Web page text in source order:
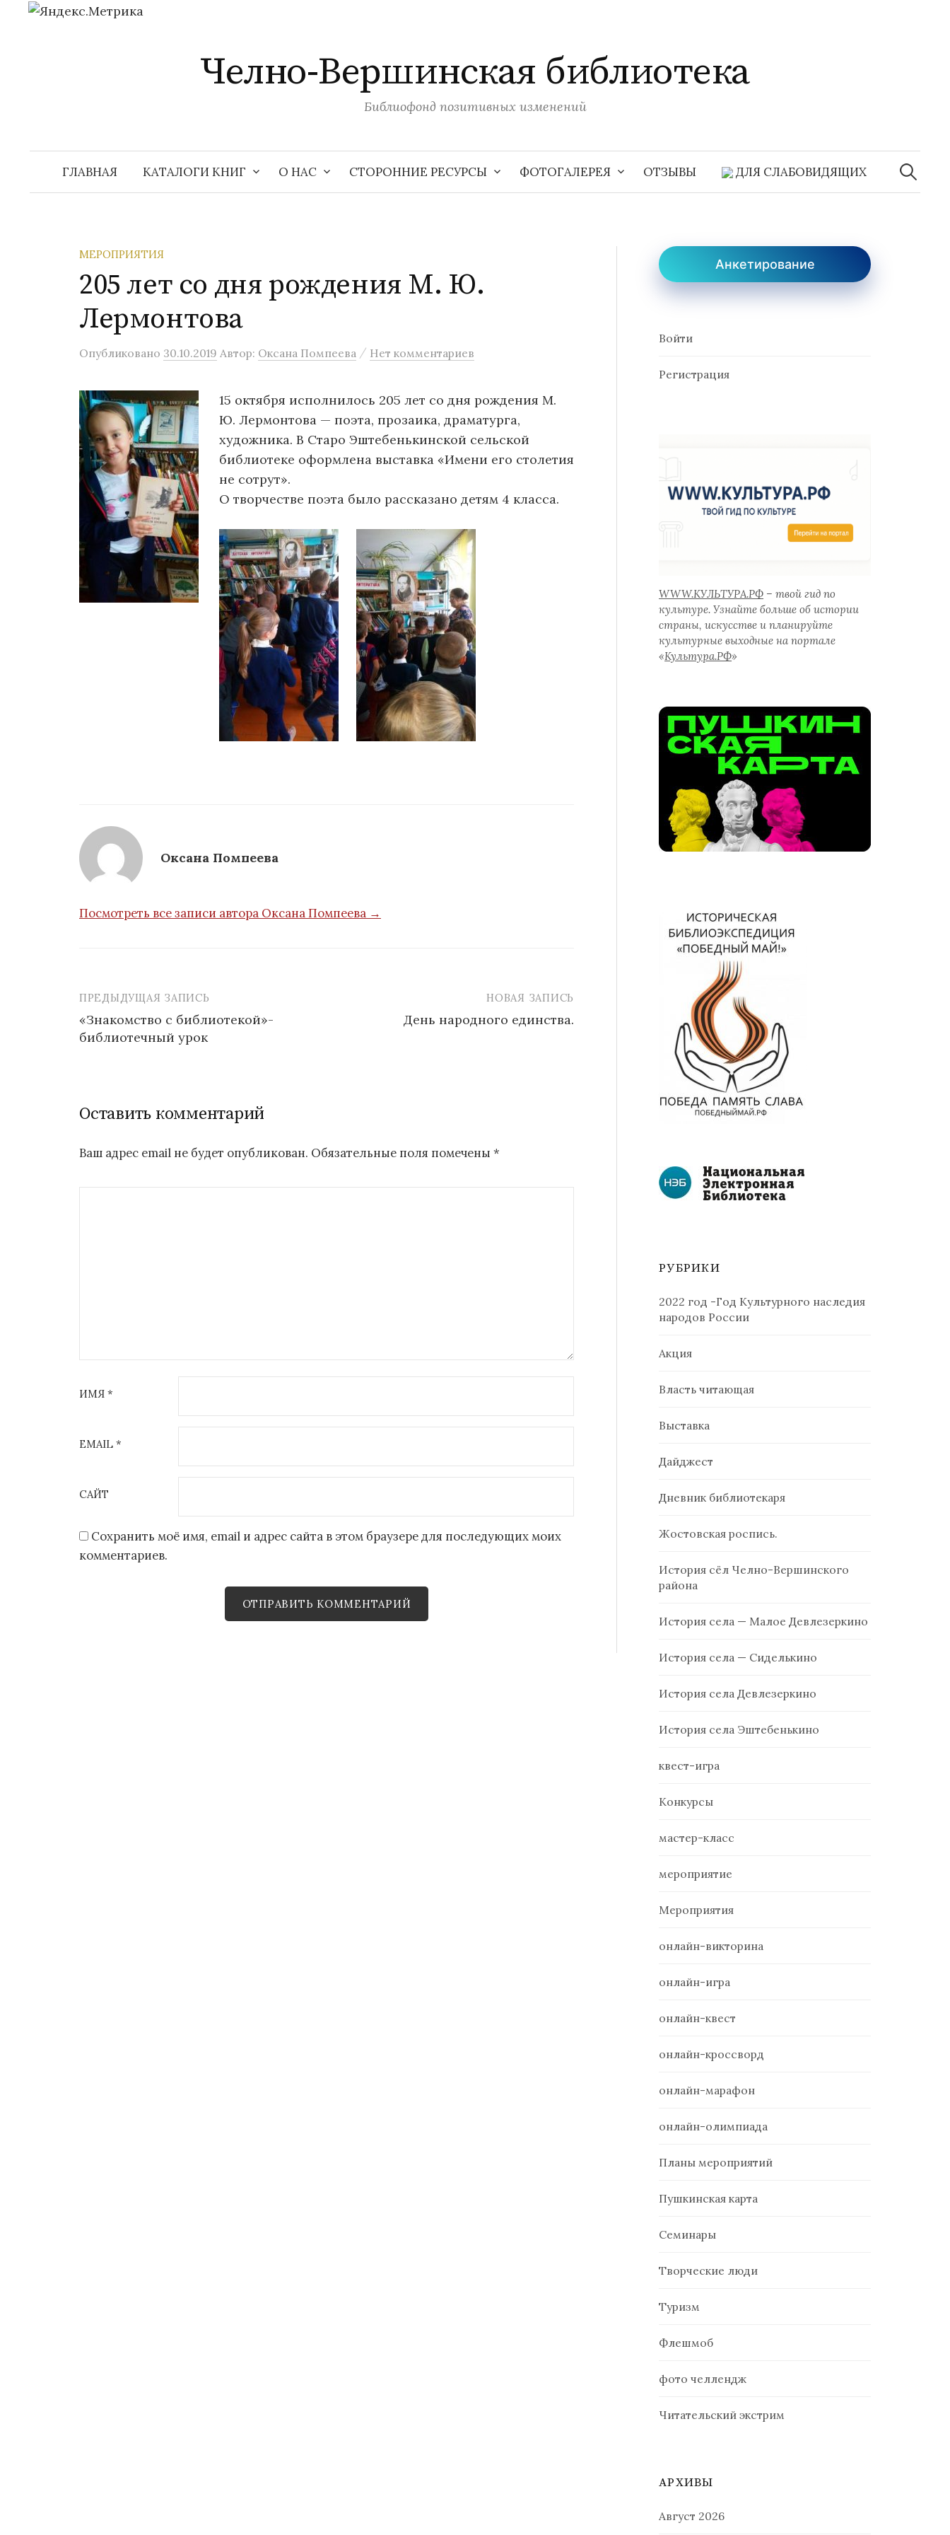
Челно-Вершинская библиотека
Библиофонд позитивных изменений
ГЛАВНАЯ КАТАЛОГИ КНИГ О НАС СТОРОННИЕ РЕСУРСЫ ФОТОГАЛЕРЕЯ ОТЗЫВЫ ДЛЯ СЛАБОВИДЯЩИХ
Найти:
МЕРОПРИЯТИЯ
205 лет со дня рождения М. Ю.
Лермонтова
Опубликовано 30.10.2019 Автор: Оксана Помпеева / Нет комментариев
15 октября исполнилось 205 лет со дня рождения М.
Ю. Лермонтова — поэта, прозаика, драматурга,
художника. В Старо Эштебенькинской сельской
библиотеке оформлена выставка «Имени его столетия
не сотрут».
О творчестве поэта было рассказано детям 4 класса.
Оксана Помпеева
Посмотреть все записи автора Оксана Помпеева →
Навигация
по
ПРЕДЫДУЩАЯ ЗАПИСЬ
«Знакомство с библиотекой»-
библиотечный урок
НОВАЯ ЗАПИСЬ
День народного единства.
Оставить комментарий
Ваш адрес email не будет опубликован. Обязательные поля помечены *
ИМЯ *
EMAIL *
САЙТ
Сохранить моё имя, email и адрес сайта в этом браузере для последующих моих
комментариев.
Анкетирование
Войти
Регистрация
WWW.КУЛЬТУРА.РФ – твой гид по
культуре. Узнайте больше об истории
страны, искусстве и планируйте
культурные выходные на портале
«Культура.РФ»
РУБРИКИ
2022 год -Год Культурного наследия
народов России
Акция
Власть читающая
Выставка
Дайджест
Дневник библиотекаря
Жостовская роспись.
История сёл Челно-Вершинского
района
История села — Малое Девлезеркино
История села — Сиделькино
История села Девлезеркино
История села Эштебенькино
квест-игра
Конкурсы
мастер-класс
мероприятие
Мероприятия
онлайн-викторина
онлайн-игра
онлайн-квест
онлайн-кроссворд
онлайн-марафон
онлайн-олимпиада
Планы мероприятий
Пушкинская карта
Семинары
Творческие люди
Туризм
Флешмоб
фото челлендж
Читательский экстрим
АРХИВЫ
Август 2026